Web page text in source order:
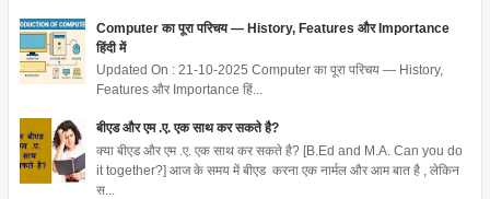
Computer का पूरा परिचय — History, Features और Importance
हिंदी में
Updated On : 21-10-2025 Computer का पूरा परिचय — History,
Features और Importance हिं...
बीएड और एम .ए. एक साथ कर सकते है?
क्या बीएड और एम .ए. एक साथ कर सकते है? [B.Ed and M.A. Can you do
it together?] आज के समय में बीएड करना एक नार्मल और आम बात है , लेकिन
स...